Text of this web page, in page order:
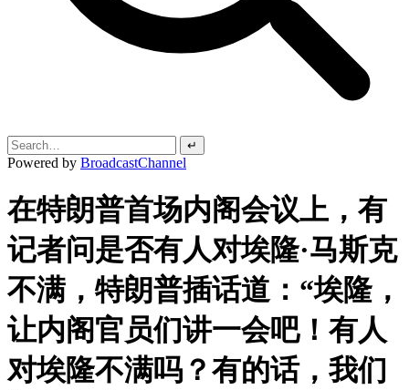
↵
Powered by BroadcastChannel
在特朗普首场内阁会议上，有
记者问是否有人对埃隆·马斯克
不满，特朗普插话道：“埃隆，
让内阁官员们讲一会吧！有人
对埃隆不满吗？有的话，我们